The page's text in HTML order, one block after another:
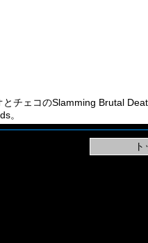
チェコのSlamming Brutal
。